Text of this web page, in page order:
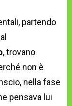
partendo
al
, trovano
non è
nella fase
pensava lui